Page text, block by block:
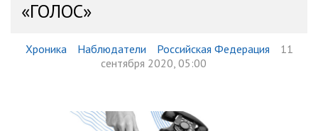
«ГОЛОС»
Хроника Наблюдатели Российская Федерация
11
сентября 2020, 05:00